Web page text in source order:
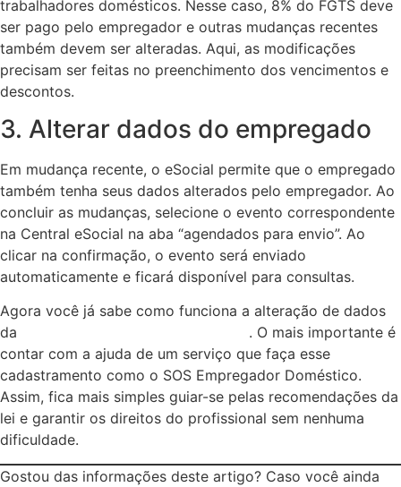
trabalhadores domésticos. Nesse caso, 8% do FGTS deve
ser pago pelo empregador e outras mudanças recentes
também devem ser alteradas. Aqui, as modificações
precisam ser feitas no preenchimento dos vencimentos e
descontos.
3. Alterar dados do empregado
Em mudança recente, o eSocial permite que o empregado
também tenha seus dados alterados pelo empregador. Ao
concluir as mudanças, selecione o evento correspondente
na Central eSocial na aba “agendados para envio”. Ao
clicar na confirmação, o evento será enviado
automaticamente e ficará disponível para consultas.
Agora você já sabe como funciona a alteração de dados
da
. O mais importante é
contar com a ajuda de um serviço que faça esse
cadastramento como o SOS Empregador Doméstico.
Assim, fica mais simples guiar-se pelas recomendações da
lei e garantir os direitos do profissional sem nenhuma
dificuldade.
Gostou das informações deste artigo? Caso você ainda